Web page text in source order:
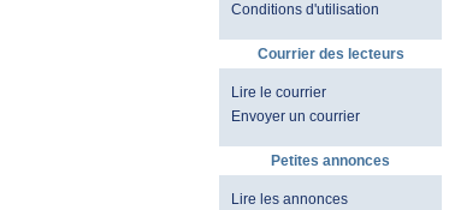
Conditions d'utilisation
Courrier des lecteurs
Lire le courrier
Envoyer un courrier
Petites annonces
Lire les annonces